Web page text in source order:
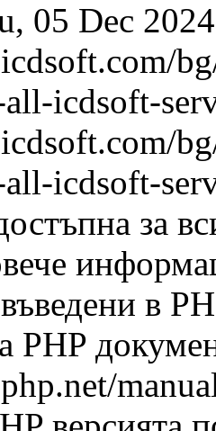
05 Dec
icdsoft-
icdsoft-
за
в
PHP